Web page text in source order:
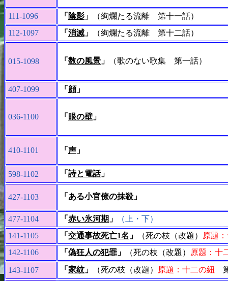
111-1096 「 陰影 」
（絢爛たる流離 第十一話）
112-1097
「 消滅 」 （絢爛たる流離 第十二話）
015-1098 「 数の風景 」 （歌のない歌集 第一話）
407-1099 「 顔」
036-1100 「 眼の壁 」
410-1101 「 声 」
598-1102 「 詩と電話」
427-1103 「 ある小官僚の抹殺 」
477-1104 「 赤い氷河期 」
（上・下）
141-1105
「 交通事故死亡1名 」 （死の枝（改題）
原題
142-1106
「 偽狂人の犯罪 」 （死の枝（改題） 原題：十
143-1107 「 家紋 」 （死の枝（改題） 原題：十二の紐